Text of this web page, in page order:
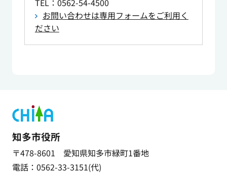
TEL：0562-54-4500
お問い合わせは専用フォームをご利用く
ださい
知多市役所
〒478-8601 愛知県知多市緑町1番地
電話：0562-33-3151(代)